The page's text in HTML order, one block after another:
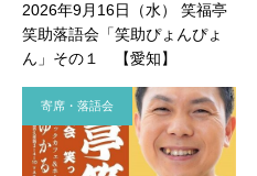
2026年9月16日（水） 笑福亭
笑助落語会「笑助ぴょんぴょ
ん」その１ 【愛知】
寄席・落語会